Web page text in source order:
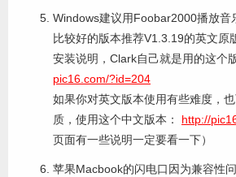
Windows建议用Foobar2000播放
比较好的版本推荐V1.3.19的英文原
安装说明，Clark自己就是用的这个
pic16.com/?id=204
如果你对英文版本使用有些难度，
质，使用这个中文版本： http://
页面有一些说明一定要看一下）
苹果Macbook的闪电口因为兼容性